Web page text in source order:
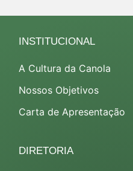
INSTITUCIONAL
A Cultura da Canola
Nossos Objetivos
Carta de Apresentação
DIRETORIA